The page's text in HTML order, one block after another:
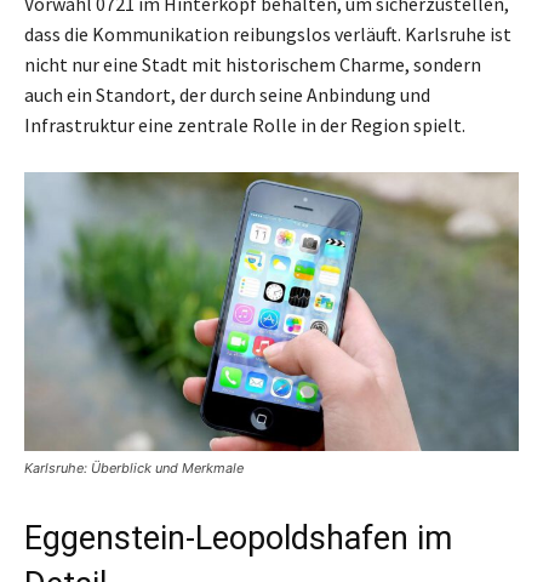
dass die Kommunikation reibungslos verläuft. Karlsruhe ist
nicht nur eine Stadt mit historischem Charme, sondern
auch ein Standort, der durch seine Anbindung und
Infrastruktur eine zentrale Rolle in der Region spielt.
Karlsruhe: Überblick und Merkmale
Eggenstein-Leopoldshafen im